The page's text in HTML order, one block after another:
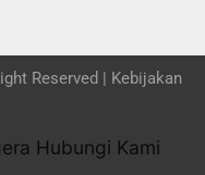
Reserved | Kebijakan
Hubungi Kami